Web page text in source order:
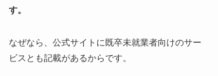
す。
なぜなら、公式サイトに既卒未就業者向けのサー
ビスとも記載があるからです。